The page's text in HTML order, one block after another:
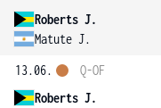
Roberts J.
Matute J.
13.06.
Roberts J.
Q-OF